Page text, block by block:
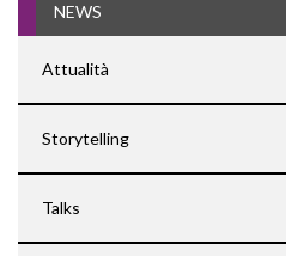
NEWS
Attualità
Storytelling
Talks